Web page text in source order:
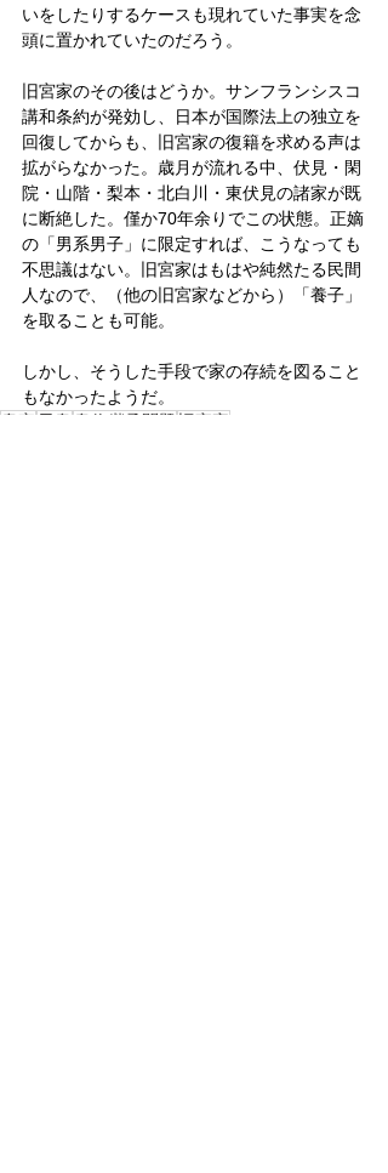
いをしたりするケースも現れていた事実を念
頭に置かれていたのだろう。
旧宮家のその後はどうか。サンフランシスコ
講和条約が発効し、日本が国際法上の独立を
回復してからも、旧宮家の復籍を求める声は
拡がらなかった。歳月が流れる中、伏見・閑
院・山階・梨本・北白川・東伏見の諸家が既
に断絶した。僅か70年余りでこの状態。正嫡
の「男系男子」に限定すれば、こうなっても
不思議はない。旧宮家はもはや純然たる民間
人なので、（他の旧宮家などから）「養子」
を取ることも可能。
しかし、そうした手段で家の存続を図ること
もなかったようだ。
皇室
天皇 皇位継承問題 旧宮家